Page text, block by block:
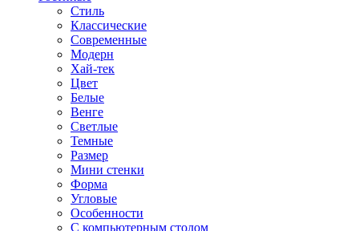
Стиль
Классические
Современные
Модерн
Хай-тек
Цвет
Белые
Венге
Светлые
Темные
Размер
Мини стенки
Форма
Угловые
Особенности
С компьютерным столом